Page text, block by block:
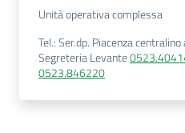
Unità operativa complessa
Tel.:Ser.dp. Piacenza centralino
Segreteria Levante
0523.846220